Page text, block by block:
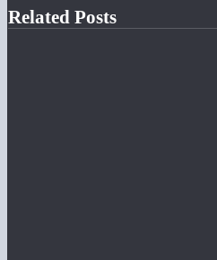
Related Posts